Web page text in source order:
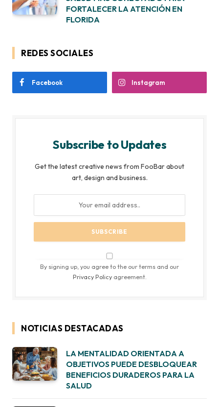
FORTALECER LA ATENCIÓN EN
FLORIDA
REDES SOCIALES
Facebook Instagram
Subscribe to Updates
Get the latest creative news from FooBar about
art, design and business.
By signing up, you agree to the our terms and our
Privacy Policyagreement.
NOTICIAS DESTACADAS
LA MENTALIDAD ORIENTADA A
OBJETIVOS PUEDE DESBLOQUEAR
BENEFICIOS DURADEROS PARA LA
SALUD